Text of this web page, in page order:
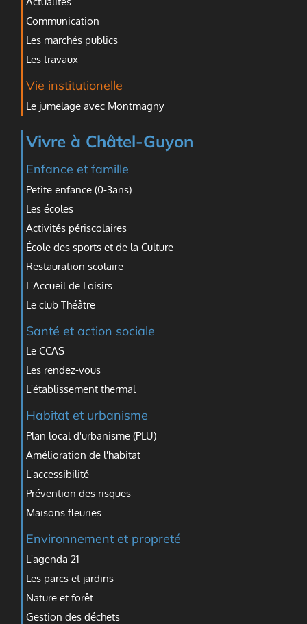
Communication
Les marchés publics
Les travaux
Vie institutionelle
Le jumelage avec Montmagny
Vivre à Châtel-Guyon
Enfance et famille
Petite enfance (0-3ans)
Les écoles
Activités périscolaires
École des sports et de la Culture
Restauration scolaire
L'Accueil de Loisirs
Le club Théâtre
Santé et action sociale
Le CCAS
Les rendez-vous
L'établissement thermal
Habitat et urbanisme
Plan local d'urbanisme (PLU)
Amélioration de l'habitat
L'accessibilité
Prévention des risques
Maisons fleuries
Environnement et propreté
L'agenda 21
Les parcs et jardins
Nature et forêt
Gestion des déchets